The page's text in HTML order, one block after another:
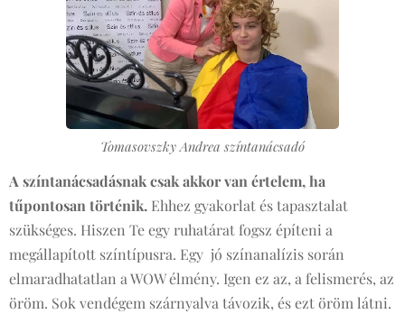
Tomasovszky Andrea színtanácsadó
A színtanácsadásnak csak akkor van értelem, ha
tűpontosan történik. Ehhez gyakorlat és tapasztalat
szükséges. Hiszen Te egy ruhatárat fogsz építeni a
megállapított színtípusra. Egy jó színanalízis során
elmaradhatatlan a WOW élmény. Igen ez az, a felismerés, az
öröm. Sok vendégem szárnyalva távozik, és ezt öröm látni.